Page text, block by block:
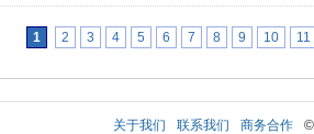
1 2 3 4 5 6 7 8 9 10 11
关于我们 联系我们 商务合作